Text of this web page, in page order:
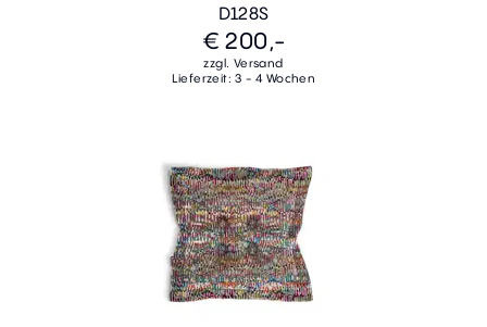
D128S
€ 200,-
zzgl. Versand
Lieferzeit: 3 - 4 Wochen